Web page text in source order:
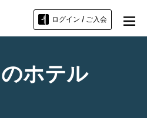
ログイン / ご入会
ホテル